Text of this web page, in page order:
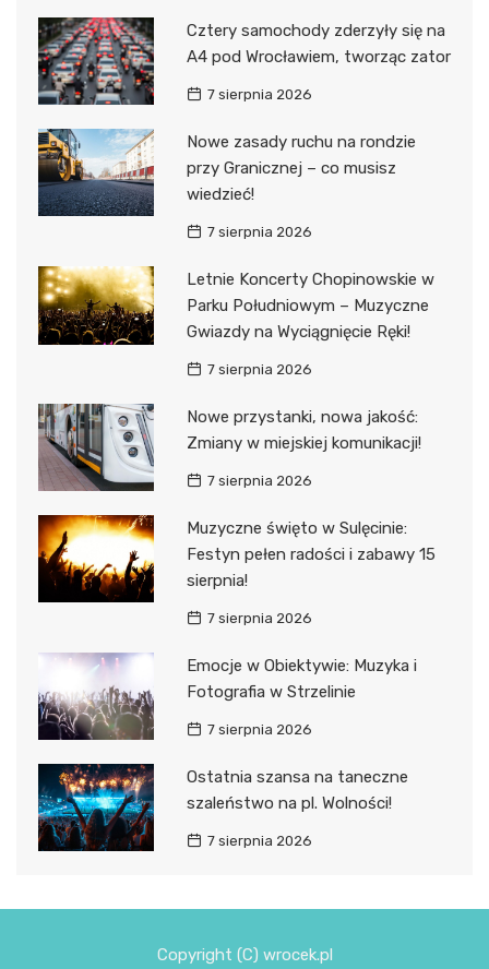
Cztery samochody zderzyły się na
A4 pod Wrocławiem, tworząc zator
7 sierpnia 2026
Nowe zasady ruchu na rondzie
przy Granicznej – co musisz
wiedzieć!
7 sierpnia 2026
Letnie Koncerty Chopinowskie w
Parku Południowym – Muzyczne
Gwiazdy na Wyciągnięcie Ręki!
7 sierpnia 2026
Nowe przystanki, nowa jakość:
Zmiany w miejskiej komunikacji!
7 sierpnia 2026
Muzyczne święto w Sulęcinie:
Festyn pełen radości i zabawy 15
sierpnia!
7 sierpnia 2026
Emocje w Obiektywie: Muzyka i
Fotografia w Strzelinie
7 sierpnia 2026
Ostatnia szansa na taneczne
szaleństwo na pl. Wolności!
7 sierpnia 2026
Copyright (C) wrocek.pl